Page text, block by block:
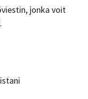
jonka voit